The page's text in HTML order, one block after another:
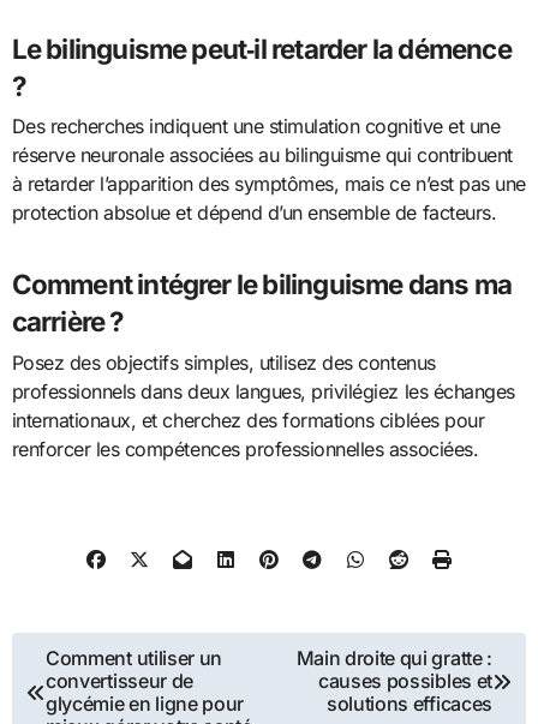
Le bilinguisme peut‑il retarder la démence
?
Des recherches indiquent une stimulation cognitive et une
réserve neuronale associées au bilinguisme qui contribuent
à retarder l’apparition des symptômes, mais ce n’est pas une
protection absolue et dépend d’un ensemble de facteurs.
Comment intégrer le bilinguisme dans ma
carrière ?
Posez des objectifs simples, utilisez des contenus
professionnels dans deux langues, privilégiez les échanges
internationaux, et cherchez des formations ciblées pour
renforcer les compétences professionnelles associées.
Navigation
de
Comment utiliser un
convertisseur de
glycémie en ligne pour
Main droite qui gratte :
causes possibles et
solutions efficaces